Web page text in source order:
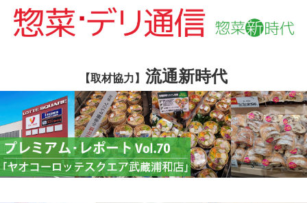
【取材協力】 流通新時代